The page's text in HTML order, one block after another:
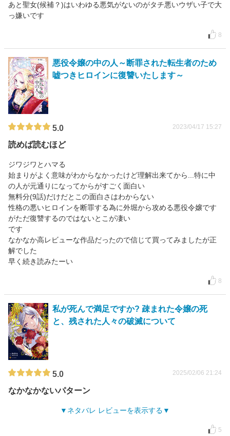
あと聖女(候補？)はいわゆる悪気がないのがタチ悪いウザい子で大
っ嫌いです
8
悪役令嬢の中の人～断罪された転生者のため
嘘つきヒロインに復讐いたします～
5.0 2023/04/17 15:27
読めば読むほど
ジワジワとハマる
始まりがよく意味がわからなかったけど理解出来てから...特に中
の人が元通りになってからがすごく面白い
無料分(9話)だけだとこの面白さはわからない
性格の悪いヒロインを断罪する為に外堀から攻める悪役令嬢です
がただ復讐するのではないとこが凄い
です
なかなか高レビューな作品だったので信じて買ってみましたが正
解でした
早く続き読みたーい
8
私が死んで満足ですか? 疎まれた令嬢の死
と、残された人々の破滅について
5.0 2025/02/06 21:24
なかなかないパターン
ネタバレ レビューを表示する
5